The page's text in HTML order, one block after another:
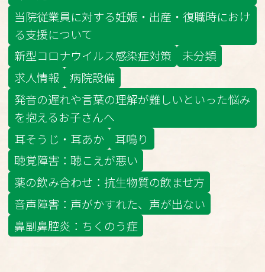
当院従業員に対する妊娠・出産・復職時におけ
る支援について
新型コロナウイルス感染症対策
未分類
求人情報
病院設備
発音の遅れや言葉の理解が難しいといった悩み
を抱えるお子さんへ
耳そうじ・耳あか
耳鳴り
聴覚障害：聴こえが悪い
薬の飲み合わせ：抗生物質の飲ませ方
音声障害：声がかすれた、声が出ない
鼻副鼻腔炎：ちくのう症